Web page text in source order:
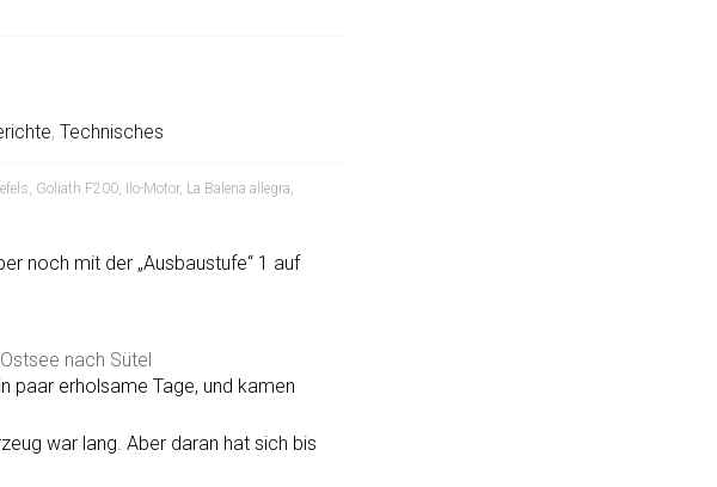
, Technisches
, Goliath F200, Ilo-Motor, La Balena allegra,
noch mit der „Ausbaustufe“ 1 auf
nach Sütel
paar erholsame Tage, und kamen
war lang. Aber daran hat sich bis